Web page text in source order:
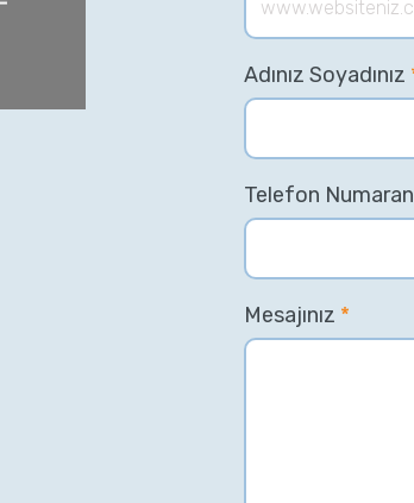
Adınız Soyadınız
Telefon
Mesajınız *